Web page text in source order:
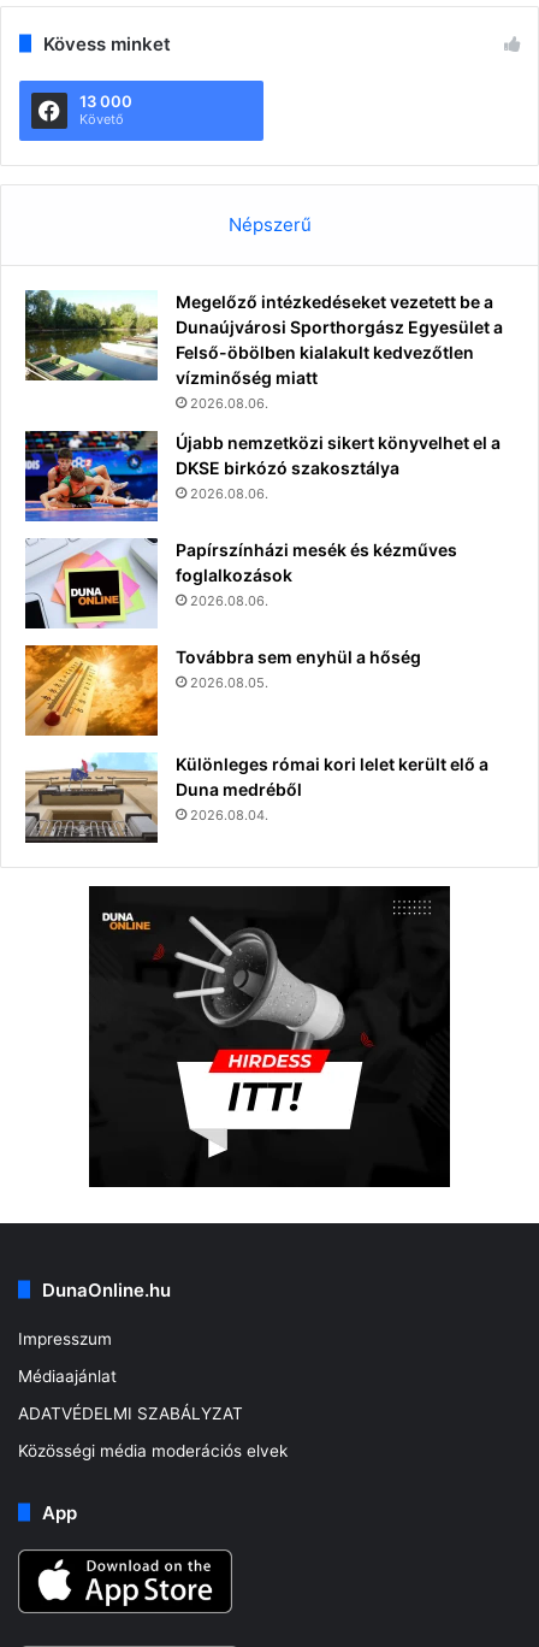
Kövess minket
13 000
Követő
Népszerű
Megelőző intézkedéseket vezetett be a
Dunaújvárosi Sporthorgász Egyesület a
Felső-öbölben kialakult kedvezőtlen
vízminőség miatt
2026.08.06.
Újabb nemzetközi sikert könyvelhet el a
DKSE birkózó szakosztálya
2026.08.06.
Papírszínházi mesék és kézműves
foglalkozások
2026.08.06.
Továbbra sem enyhül a hőség
2026.08.05.
Különleges római kori lelet került elő a
Duna medréből
2026.08.04.
DunaOnline.hu
Impresszum
Médiaajánlat
ADATVÉDELMI SZABÁLYZAT
Közösségi média moderációs elvek
App